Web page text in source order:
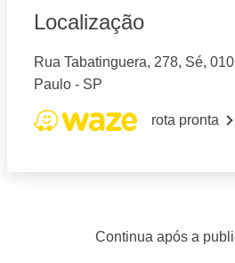
Localização
Rua Tabatinguera, 278, Sé,
Paulo - SP
rota pronta
Continua após a